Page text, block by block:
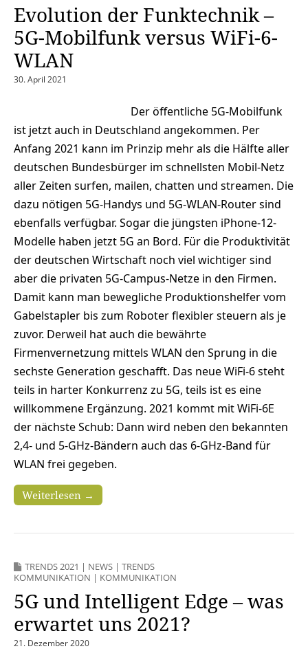
Evolution der Funktechnik –
5G-Mobilfunk versus WiFi-6-
WLAN
30. April 2021
Der öffentliche 5G-Mobilfunk
ist jetzt auch in Deutschland angekommen. Per
Anfang 2021 kann im Prinzip mehr als die Hälfte aller
deutschen Bundesbürger im schnellsten Mobil-Netz
aller Zeiten surfen, mailen, chatten und streamen. Die
dazu nötigen 5G-Handys und 5G-WLAN-Router sind
ebenfalls verfügbar. Sogar die jüngsten iPhone-12-
Modelle haben jetzt 5G an Bord. Für die Produktivität
der deutschen Wirtschaft noch viel wichtiger sind
aber die privaten 5G-Campus-Netze in den Firmen.
Damit kann man bewegliche Produktionshelfer vom
Gabelstapler bis zum Roboter flexibler steuern als je
zuvor. Derweil hat auch die bewährte
Firmenvernetzung mittels WLAN den Sprung in die
sechste Generation geschafft. Das neue WiFi-6 steht
teils in harter Konkurrenz zu 5G, teils ist es eine
willkommene Ergänzung. 2021 kommt mit WiFi-6E
der nächste Schub: Dann wird neben den bekannten
2,4- und 5-GHz-Bändern auch das 6-GHz-Band für
WLAN frei gegeben.
Weiterlesen →
TRENDS 2021 | NEWS | TRENDS
KOMMUNIKATION | KOMMUNIKATION
5G und Intelligent Edge – was
erwartet uns 2021?
21. Dezember 2020